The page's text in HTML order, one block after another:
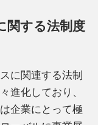
関する法制度
に関連する法制
進化しており、
企業にとって極